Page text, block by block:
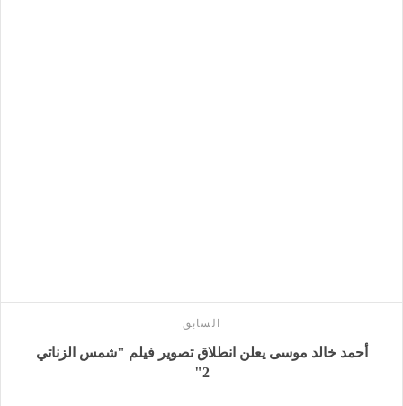
السابق
أحمد خالد موسى يعلن انطلاق تصوير فيلم "شمس الزناتي
2"